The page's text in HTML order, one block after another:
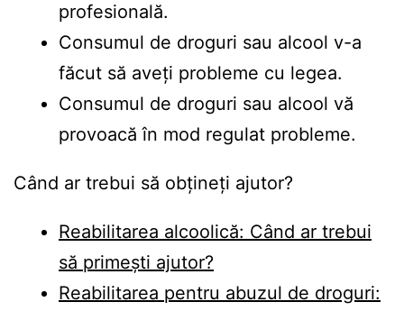
profesională.
Consumul de droguri sau alcool v-a
făcut să aveți probleme cu legea.
Consumul de droguri sau alcool vă
provoacă în mod regulat probleme.
Când ar trebui să obțineți ajutor?
Reabilitarea alcoolică: Când ar trebui
să primești ajutor?
Reabilitarea pentru abuzul de droguri: